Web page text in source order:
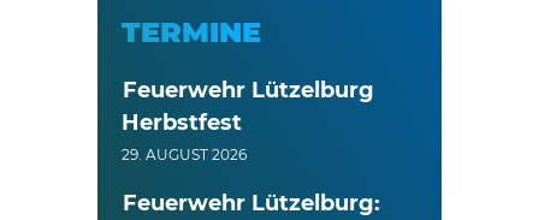
TERMINE
Feuerwehr Lützelburg
Herbstfest
29. AUGUST 2026
Feuerwehr Lützelburg: